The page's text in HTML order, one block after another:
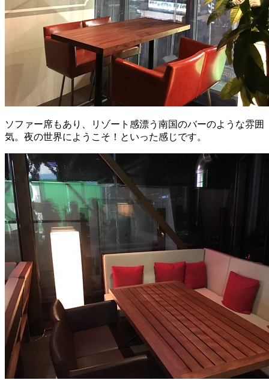
ソファー席もあり、リゾート感漂う南国のバーのような雰囲
気。夜の世界にようこそ！といった感じです。